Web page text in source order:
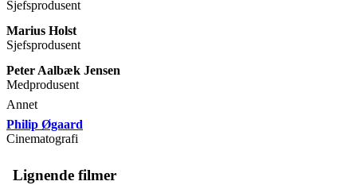
Sjefsprodusent
Marius Holst
Sjefsprodusent
Peter Aalbæk Jensen
Medprodusent
Annet
Philip Øgaard
Cinematografi
Lignende filmer